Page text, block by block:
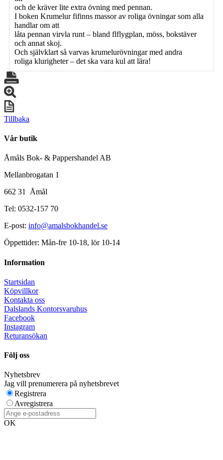
och de kräver lite extra övning med pennan.
I boken Krumelur fifinns massor av roliga övningar som alla
handlar om att
låta pennan virvla runt – bland flflygplan, möss, bokstäver
och annat skoj.
Och självklart så varvas krumelurövningar med andra
roliga klurigheter – det ska vara kul att lära!
Tillbaka
Vår butik
Åmåls Bok- & Pappershandel AB
Mellanbrogatan 1
662 31 Åmål
Tel: 0532-157 70
E-post: info@amalsbokhandel.se
Öppettider: Mån-fre 10-18, lör 10-14
Information
Startsidan
Köpvillkor
Kontakta oss
Dalslands Kontorsvaruhus
Facebook
Instagram
Returansökan
Följ oss
Nyhetsbrev
Jag vill prenumerera på nyhetsbrevet
Registrera
Avregistrera
OK